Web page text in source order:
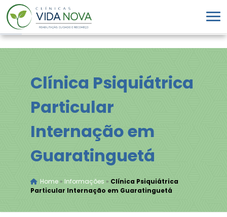
Clínica Psiquiátrica
Particular
Internação em
Guaratinguetá
Home» Informações » Clínica Psiquiátrica
Particular Internação em Guaratinguetá